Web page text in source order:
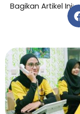
Bagikan Artikel Ini: